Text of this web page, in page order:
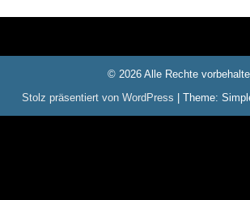
© 2026 Alle Rechte
Stolz präsentiert von WordPress
Theme: